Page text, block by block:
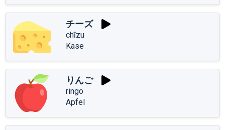
チーズ
chīzu
Käse
りんご
ringo
Apfel